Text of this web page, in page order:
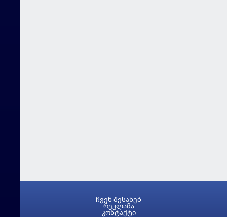
ჩვენ შესახებ
რეკლამა
კონტაქტი